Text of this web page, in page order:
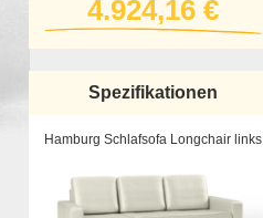
4.924,16 €
Spezifikationen
Hamburg Schlafsofa Longchair links